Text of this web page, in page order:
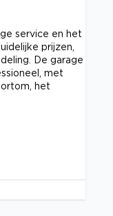
service en het
prijzen,
De garage
met
het